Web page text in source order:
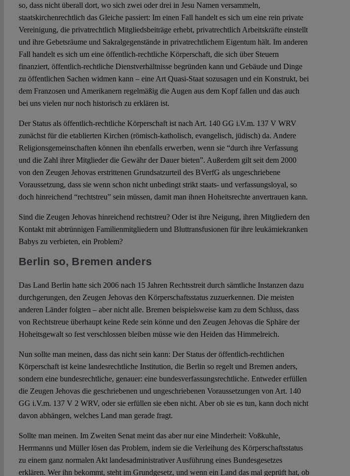
so, dass nicht überall dort, wo sich zwei oder drei in Jesu Namen versammeln,
staatskirchenrechtlich das Gleiche passiert: Im einen Fall handelt es sich um eine rein private
Vereinigung, die privatrechtlich Mitgliedsbeiträge erhebt, privatrechtlich Arbeitskräfte einstellt
und ihre Gebetsräume und Sakralgegenstände in privatrechtlichem Eigentum hält. Im anderen
Fall handelt es sich um eine öffentlich-rechtliche Körperschaft, die sich über Steuern
finanziert, öffentlich-rechtliche Dienstverhältnisse begründen kann und Gebäude und Dinge
zu öffentlichen Sachen widmen kann – eine Art Quasi-Staat sozusagen und ein Konstrukt, bei
dem Franzosen und Amerikanern regelmäßig die Augen aus dem Kopf fallen und das auch
bei uns vielen nur noch historisch zu erklären ist.
Der Status als öffentlich-rechtliche Körperschaft ist nach Art. 140 GG i.V.m. 137 V WRV
zunächst für die etablierten Kirchen (römisch-katholisch, evangelisch, jüdisch) da. Andere
Religionsgemeinschaften können ihn ebenfalls erwerben, wenn sie “durch ihre Verfassung
und die Zahl ihrer Mitglieder die Gewähr der Dauer bieten”. Außerdem gilt seit dem 2000
von den Zeugen Jehovas erstrittenen Grundsatzurteil des BVerfG als ungeschriebene
Voraussetzung, dass sie wenn schon nicht unbedingt strikt staats- und verfassungsloyal, so
doch hinreichend “rechtstreu” sein müssen, damit man ihnen Hoheitsrechte anvertrauen kann.
Sind die Zeugen Jehovas hinreichend rechtstreu? Oder ist ihre Neigung, ihren Mitgliedern den
Kontakt mit abtrünnigen Familienmitgliedern und Bluttransfusionen für ihre leukämiekranken
Babys zu verbieten, ein Problem?
Berlin so, Bremen anders
Das Land Berlin hatte sich 2006 nach 15 Jahren Rechtsstreit durch sämtliche Instanzen dazu
durchgerungen, den Zeugen Jehovas den Körperschaftsstatus zuzuerkennen. Die meisten
anderen Länder folgten – aber nicht alle. Bremen beispielsweise kam zu dem Schluss, dass
von Rechtstreue überhaupt keine Rede sein könne und den Zeugen Jehovas die Sphäre der
Hoheitsgewalt so fest verschlossen bleiben müsse wie den Heiden das Himmelreich.
Nun sollte man meinen, dass das nicht sein kann: Der Status der öffentlich-rechtlichen
Körperschaft ist keine landesrechtliche Institution, die Berlin so regelt und Bremen anders,
sondern eine bundesrechtliche, genauer: eine bundesverfassungsrechtliche. Entweder erfüllen
die Zeugen Jehovas die geschriebenen und ungeschriebenen Voraussetzungen von Art. 140
GG i.V.m. 137 V 2 WRV, oder sie erfüllen sie eben nicht. Aber ob sie es tun, kann doch nicht
davon abhängen, welches Land man gerade fragt.
Sollte man meinen. Im Zweiten Senat meint das aber nur eine Minderheit: Voßkuhle,
Herrmanns und Müller lösen das Problem, indem sie die Verleihung des Körperschaftsstatus
zu einem ganz normalen Akt landesadministrativer Ausführung eines Bundesgesetzes
erklären. Wer ihn bekommt, steht im Grundgesetz, und wenn ein Land das mal geprüft hat, ob